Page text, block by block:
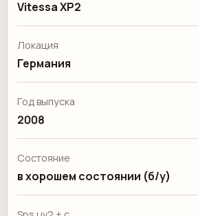
Vitessa XP2
Локация
Германия
Год выпуска
2008
Состояние
в хорошем состоянии (б/у)